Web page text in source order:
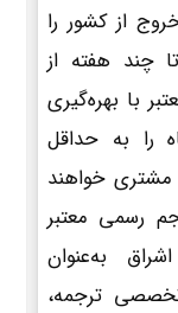
از کشور را
چند هفته از
با بهره‌گیری
را به حداقل
مشتری خواهند
رسمی معتبر
به‌عنوان
ترجمه،